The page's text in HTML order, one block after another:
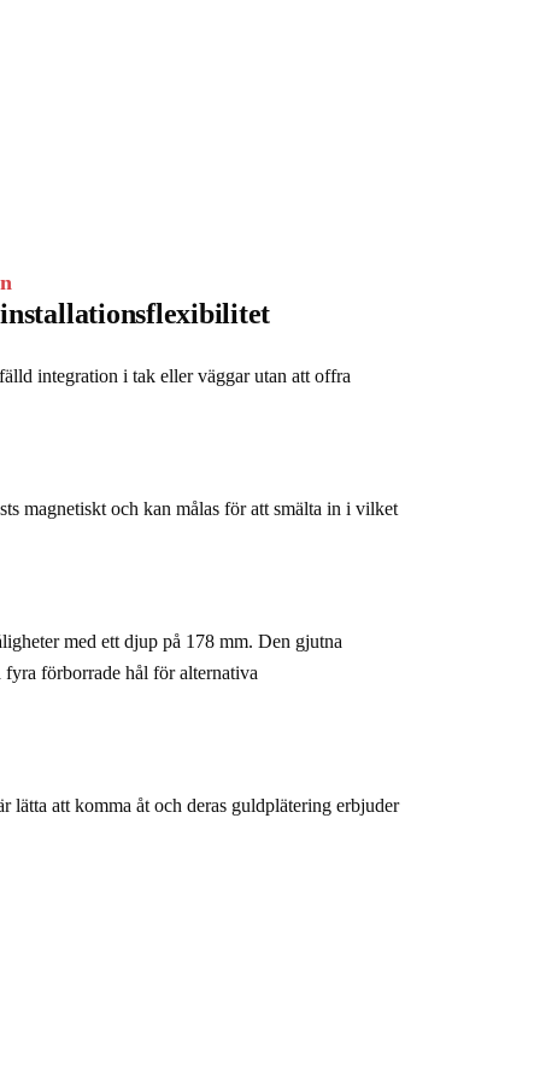
integration i tak eller väggar utan att offra
magnetiskt och kan målas för att smälta in i vilket
med ett djup på 178 mm. Den gjutna
förborrade hål för alternativa
lätta att komma åt och deras guldplätering erbjuder